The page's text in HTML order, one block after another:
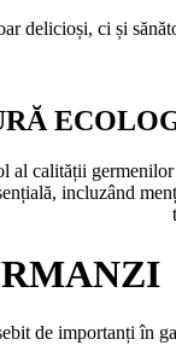
delicioși, ci și
al calității
incluzând
de importanți în